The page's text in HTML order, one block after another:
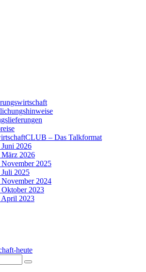
– Das Talkformat
2026
2026
2025
2025
2024
2023
2023
heute